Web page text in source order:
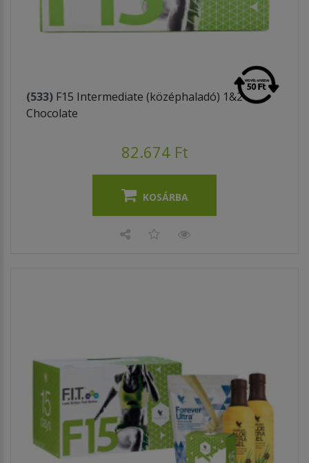
(533) F15 Intermediate (középhaladó) 1&2
Chocolate
82.674 Ft
KOSÁRBA